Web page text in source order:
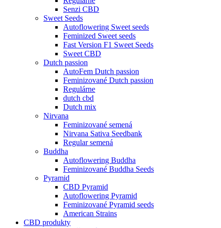
Senzi CBD
Sweet Seeds
Autoflowering Sweet seeds
Feminized Sweet seeds
Fast Version F1 Sweet Seeds
Sweet CBD
Dutch passion
AutoFem Dutch passion
Feminizované Dutch passion
Regulárne
dutch cbd
Dutch mix
Nirvana
Feminizované semená
Nirvana Sativa Seedbank
Regular semená
Buddha
Autoflowering Buddha
Feminizované Buddha Seeds
Pyramid
CBD Pyramid
Autoflowering Pyramid
Feminizované Pyramid seeds
American Strains
CBD produkty